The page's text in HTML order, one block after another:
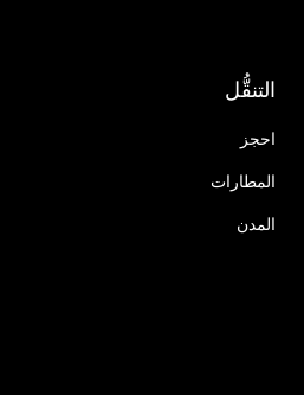
التنقُّل
احجز
المطارات
المدن